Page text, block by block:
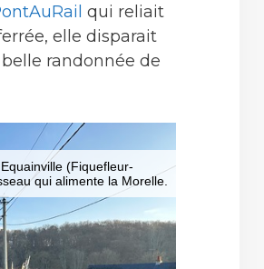
qui reliait
elle disparait
randonnée de